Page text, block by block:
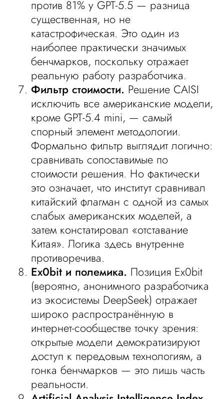
против 81% у GPT-5.5 — разница
существенная, но не
катастрофическая. Это один из
наиболее практически значимых
бенчмарков, поскольку отражает
реальную работу разработчика.
Фильтр стоимости. Решение CAISI
исключить все американские модели,
кроме GPT-5.4 mini, — самый
спорный элемент методологии.
Формально фильтр выглядит логично:
сравнивать сопоставимые по
стоимости решения. Но фактически
это означает, что институт сравнивал
китайский флагман с одной из самых
слабых американских моделей, а
затем констатировал «отставание
Китая». Логика здесь внутренне
противоречива.
Ex0bit и полемика. Позиция Ex0bit
(вероятно, анонимного разработчика
из экосистемы DeepSeek) отражает
широко распространённую в
интернет-сообществе точку зрения:
открытые модели демократизируют
доступ к передовым технологиям, а
гонка бенчмарков — это лишь часть
реальности.